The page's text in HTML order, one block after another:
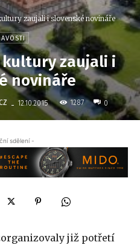
zaujali i slovenské novináře
kultury zaujali i
novináře
- 12.10.2015 1287 0
sdělení -
již potřetí